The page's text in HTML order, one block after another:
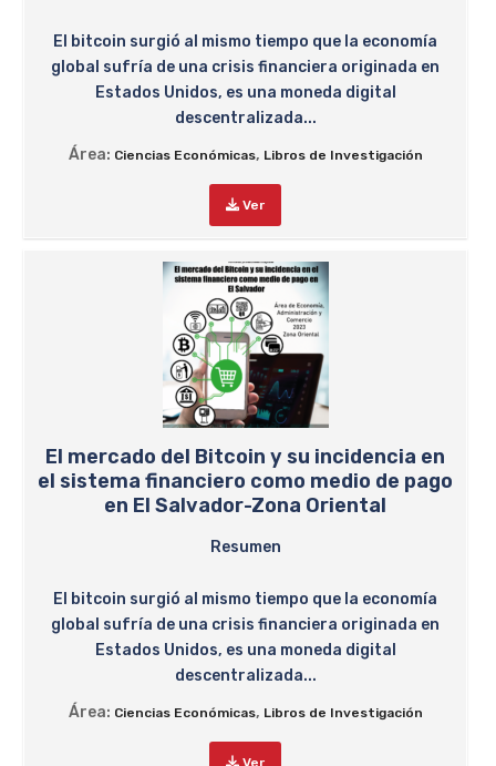
El bitcoin surgió al mismo tiempo que la economía
global sufría de una crisis financiera originada en
Estados Unidos, es una moneda digital
descentralizada...
Área: Ciencias Económicas, Libros de Investigación
Ver
El mercado del Bitcoin y su incidencia en
el sistema financiero como medio de pago
en El Salvador-Zona Oriental
Resumen
El bitcoin surgió al mismo tiempo que la economía
global sufría de una crisis financiera originada en
Estados Unidos, es una moneda digital
descentralizada...
Área: Ciencias Económicas, Libros de Investigación
Ver